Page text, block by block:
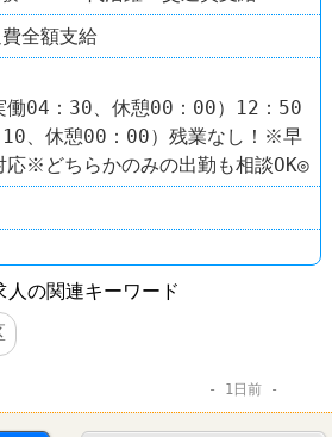
全額支給
04：30、休憩00：00）12：50
、休憩00：00）残業なし！※早
応※どちらかのみの出勤も相談OK◎
人の関連キーワード
1日前